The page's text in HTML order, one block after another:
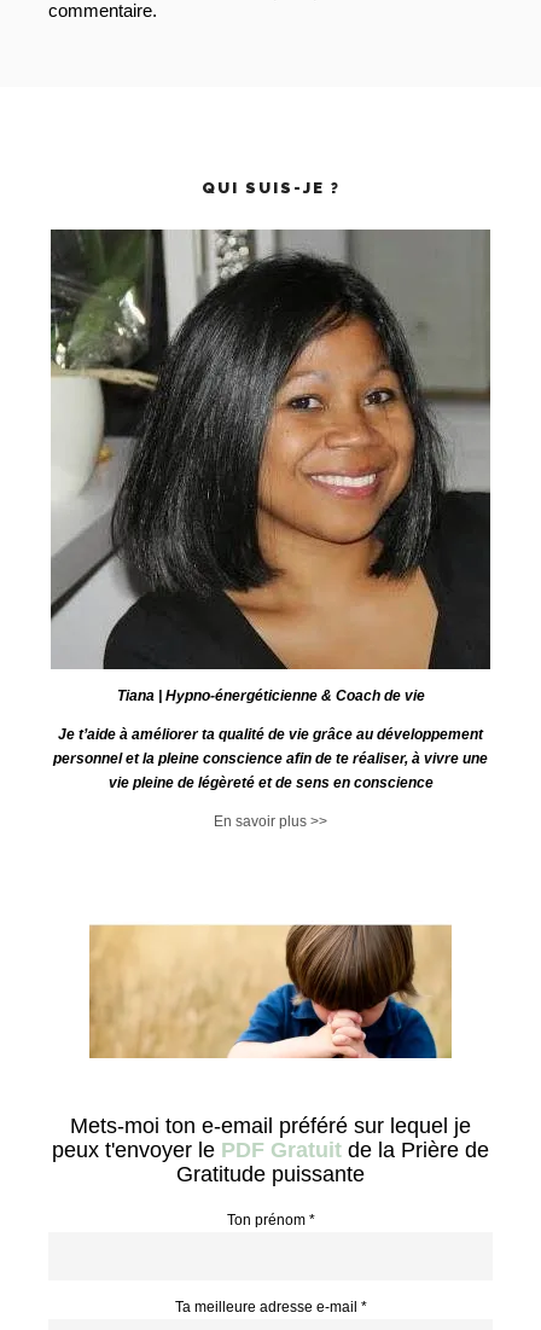
Vous devezvous connecter
Tiana | Hypno-énergéticienne & Coach de vie
Je t’aide à améliorer ta qualité de vie grâce au développement
personnel et la pleine conscience afin de te réaliser, à vivre une
vie pleine de légèreté et de sens en conscience
Mets-moi ton e-email préféré sur lequel je
peux t'envoyer lePDF Gratuit de la Prière de
Gratitude puissante